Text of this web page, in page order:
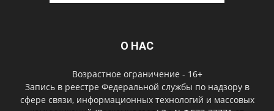
О НАС
Возрастное ограничение - 16+
Запись в реестре Федеральной службы по надзору в
сфере связи, информационных технологий и массовых